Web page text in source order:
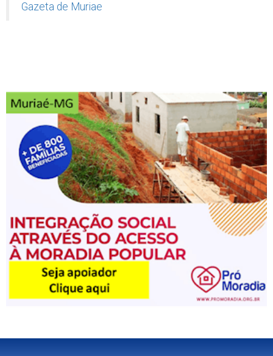
Gazeta de Muriae